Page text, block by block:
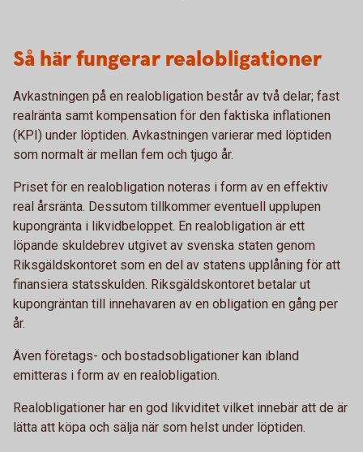
Så här fungerar realobligationer
Avkastningen på en realobligation består av två delar; fast
realränta samt kompensation för den faktiska inflationen
(KPI) under löptiden. Avkastningen varierar med löptiden
som normalt är mellan fem och tjugo år.
Priset för en realobligation noteras i form av en effektiv
real årsränta. Dessutom tillkommer eventuell upplupen
kupongränta i likvidbeloppet. En realobligation är ett
löpande skuldebrev utgivet av svenska staten genom
Riksgäldskontoret som en del av statens upplåning för att
finansiera statsskulden. Riksgäldskontoret betalar ut
kupongräntan till innehavaren av en obligation en gång per
år.
Även företags- och bostadsobligationer kan ibland
emitteras i form av en realobligation.
Realobligationer har en god likviditet vilket innebär att de är
lätta att köpa och sälja när som helst under löptiden.